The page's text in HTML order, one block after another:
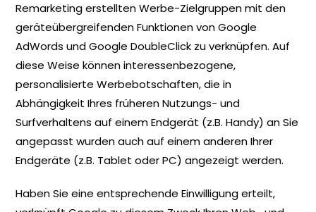
Remarketing erstellten Werbe-Zielgruppen mit den
geräteübergreifenden Funktionen von Google
AdWords und Google DoubleClick zu verknüpfen. Auf
diese Weise können interessenbezogene,
personalisierte Werbebotschaften, die in
Abhängigkeit Ihres früheren Nutzungs- und
Surfverhaltens auf einem Endgerät (z.B. Handy) an Sie
angepasst wurden auch auf einem anderen Ihrer
Endgeräte (z.B. Tablet oder PC) angezeigt werden.
Haben Sie eine entsprechende Einwilligung erteilt,